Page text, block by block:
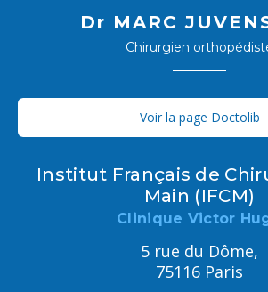
Dr MARC
Chirurgien
Voir la page Doctolib
Institut Français de
Main (IFCM)
Clinique Victor
5 rue du Dôme,
75116 Paris